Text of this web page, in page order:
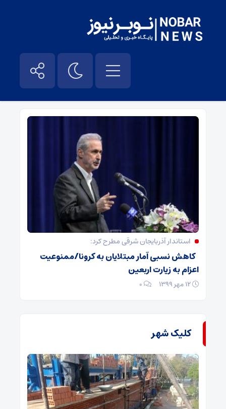
استاندار آذربایجان شرقی مطرح کرد:
کاهش نسبی آمار مبتلایان به کرونا/ممنوعیت
اعزام به زیارت اربعین
۰
کلیک شهر